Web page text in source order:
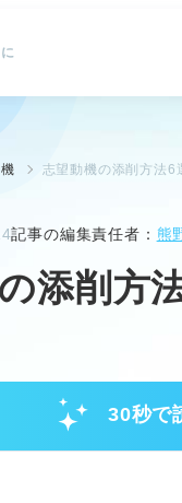
志望動機の添削方法6
記事の編集責任者： 熊
添削方
30秒で
の重要性と評価基